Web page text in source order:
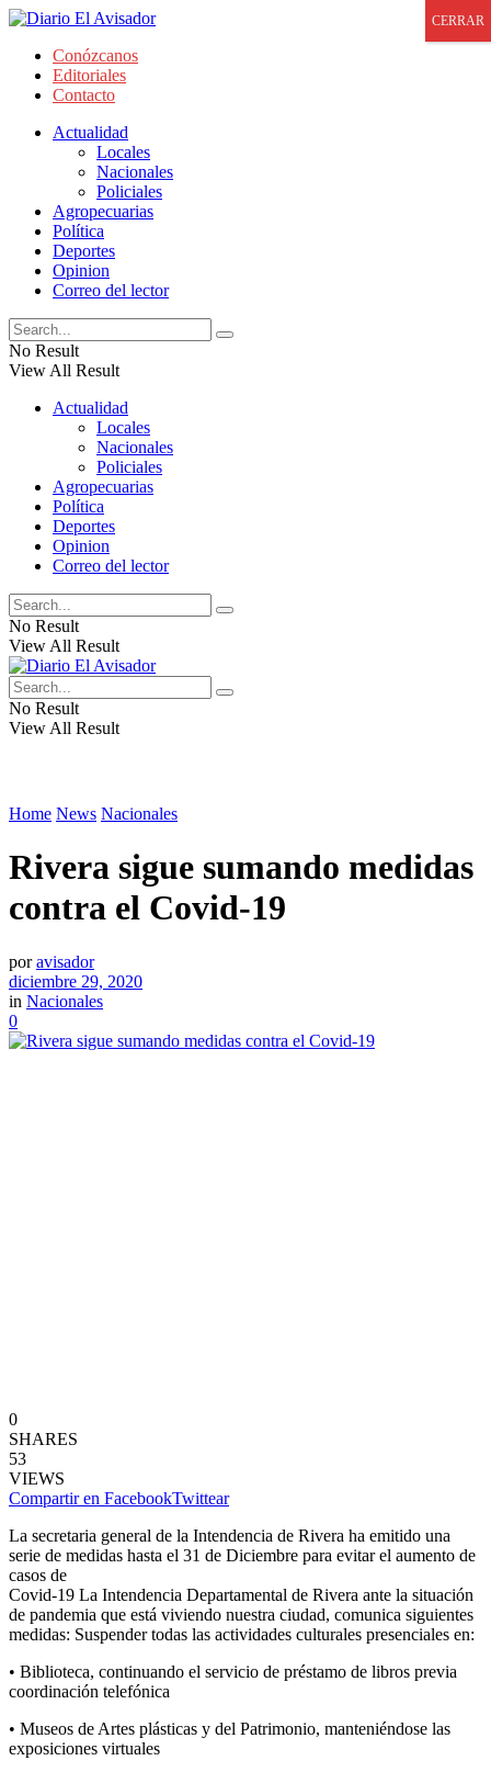
Conózcanos
Editoriales
Contacto
Actualidad
Locales
Nacionales
Policiales
Agropecuarias
Política
Deportes
Opinion
Correo del lector
No Result
View All Result
Actualidad
Locales
Nacionales
Policiales
Agropecuarias
Política
Deportes
Opinion
Correo del lector
No Result
View All Result
No Result
View All Result
Home News Nacionales
Rivera sigue sumando medidas
contra el Covid-19
por avisador
diciembre 29, 2020
in Nacionales
0
0
SHARES
53
VIEWS
Compartir en FacebookTwittear
La secretaria general de la Intendencia de Rivera ha emitido una
serie de medidas hasta el 31 de Diciembre para evitar el aumento de
casos de
Covid-19 La Intendencia Departamental de Rivera ante la situación
de pandemia que está viviendo nuestra ciudad, comunica siguientes
medidas: Suspender todas las actividades culturales presenciales en:
• Biblioteca, continuando el servicio de préstamo de libros previa
coordinación telefónica
• Museos de Artes plásticas y del Patrimonio, manteniéndose las
exposiciones virtuales
CERRAR